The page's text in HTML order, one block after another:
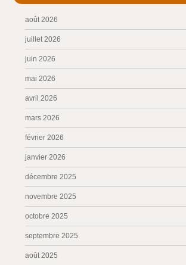
août 2026
juillet 2026
juin 2026
mai 2026
avril 2026
mars 2026
février 2026
janvier 2026
décembre 2025
novembre 2025
octobre 2025
septembre 2025
août 2025